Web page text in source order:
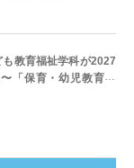
も教育福祉学科が2027
「保育・幼児教育」
ースを新設し、目指